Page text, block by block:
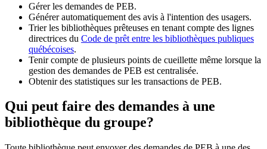
Gérer les demandes de PEB.
Générer automatiquement des avis à l'intention des usagers.
Trier les bibliothèques prêteuses en tenant compte des lignes
directrices du Code de prêt entre les bibliothèques publiques
québécoises.
Tenir compte de plusieurs points de cueillette même lorsque la
gestion des demandes de PEB est centralisée.
Obtenir des statistiques sur les transactions de PEB.
Qui peut faire des demandes à une
bibliothèque du groupe?